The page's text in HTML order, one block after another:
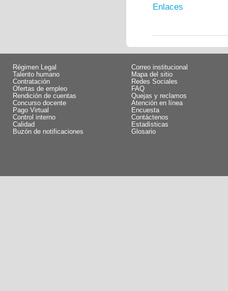
Enlaces
Régimen Legal
Talento humano
Contratación
Ofertas de empleo
Rendición de cuentas
Concurso docente
Pago Virtual
Control interno
Calidad
Buzón de notificaciones
Correo institucional
Mapa del sitio
Redes Sociales
FAQ
Quejas y reclamos
Atención en línea
Encuesta
Contáctenos
Estadísticas
Glosario